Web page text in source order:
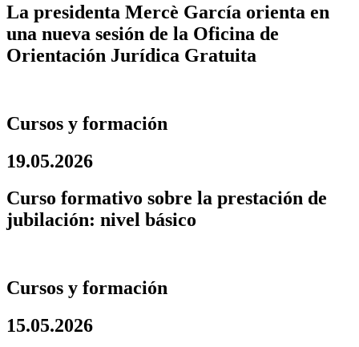
La presidenta Mercè García orienta en
una nueva sesión de la Oficina de
Orientación Jurídica Gratuita
Cursos y formación
19.05.2026
Curso formativo sobre la prestación de
jubilación: nivel básico
Cursos y formación
15.05.2026